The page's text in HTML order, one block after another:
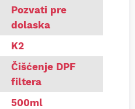
za čišćenje DPF filtera K2
Pozvati pre
dolaska
K2
Čišćenje DPF
filtera
500ml